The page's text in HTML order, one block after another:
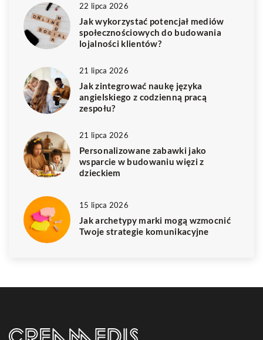
22 lipca 2026
Jak wykorzystać potencjał mediów
społecznościowych do budowania
lojalności klientów?
21 lipca 2026
Jak zintegrować naukę języka
angielskiego z codzienną pracą
zespołu?
21 lipca 2026
Personalizowane zabawki jako
wsparcie w budowaniu więzi z
dzieckiem
15 lipca 2026
Jak archetypy marki mogą wzmocnić
Twoje strategie komunikacyjne